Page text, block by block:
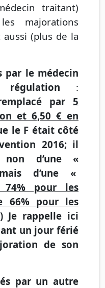
traitant)
majorations
aussi (plus de la
le médecin
:
par 5
et 6,50 € en
le F était côté
2016; il
d’une «
d’une «
74% pour les
66% pour les
Je rappelle ici
un jour férié
de son
par un autre